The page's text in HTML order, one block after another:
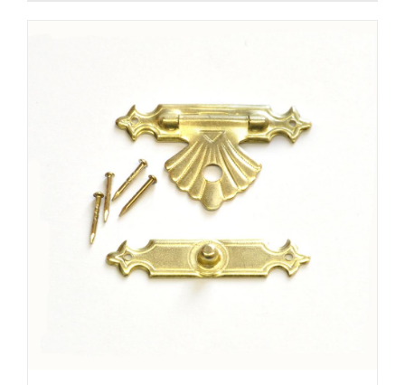
auf.
Die
Optionen
können
der
Produktseite